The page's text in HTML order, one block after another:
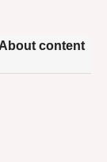
content